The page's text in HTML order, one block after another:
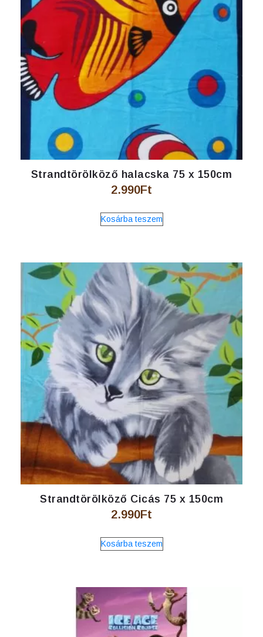
Strandtörölköző halacska 75 x 150cm
2.990Ft
Kosárba teszem
Strandtörölköző Cicás 75 x 150cm
2.990Ft
Kosárba teszem